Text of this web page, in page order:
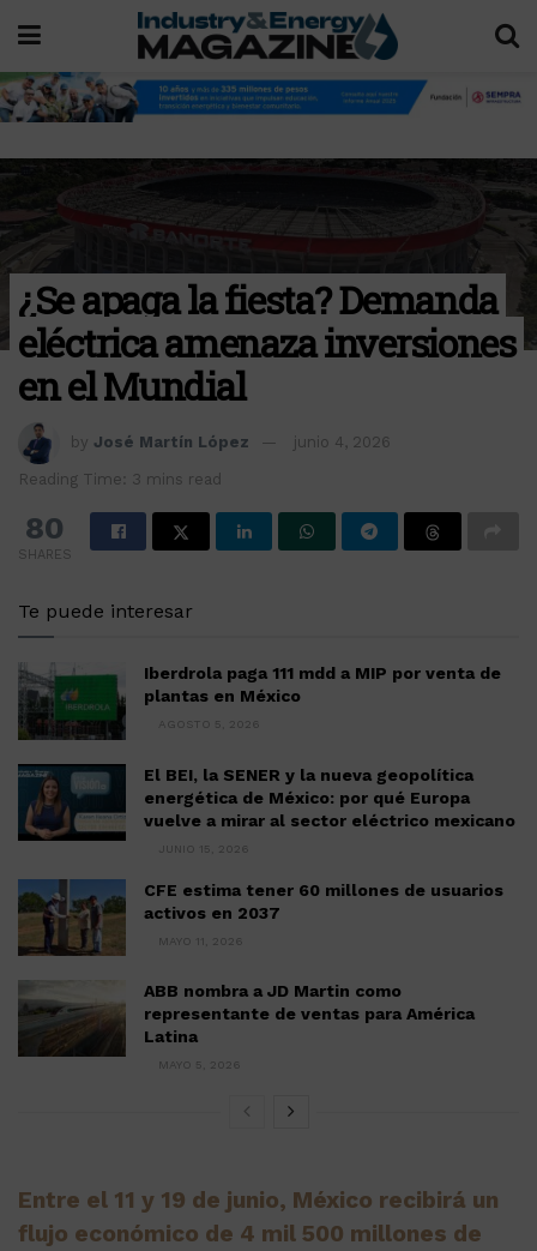
¿Se apaga la fiesta? Demanda
eléctrica amenaza inversiones
en el Mundial
by José Martín López junio 4, 2026
Reading Time: 3 mins read
80
SHARES
Te puede interesar
Iberdrola paga 111 mdd a MIP por venta de
plantas en México
AGOSTO 5, 2026
El BEI, la SENER y la nueva geopolítica
energética de México: por qué Europa
vuelve a mirar al sector eléctrico mexicano
JUNIO 15, 2026
CFE estima tener 60 millones de usuarios
activos en 2037
MAYO 11, 2026
ABB nombra a JD Martin como
representante de ventas para América
Latina
MAYO 5, 2026
Entre el 11 y 19 de junio, México recibirá un
flujo económico de 4 mil 500 millones de